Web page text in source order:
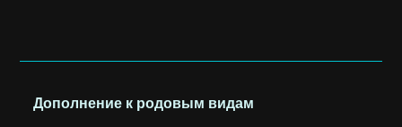
Дополнение к родовым видам